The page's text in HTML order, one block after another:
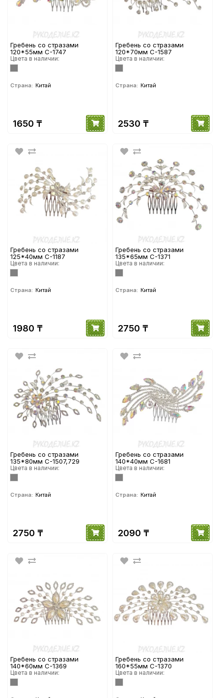
Гребень со стразами
120*55мм С-1747
Цвета в наличии:
Страна: Китай
1650 ₸
Гребень со стразами
120*70мм С-1587
Цвета в наличии:
Страна: Китай
2530 ₸
Гребень со стразами
125*40мм С-1187
Цвета в наличии:
Страна: Китай
1980 ₸
Гребень со стразами
135*65мм С-1371
Цвета в наличии:
Страна: Китай
2750 ₸
Гребень со стразами
135*80мм С-1507,729
Цвета в наличии:
Страна: Китай
2750 ₸
Гребень со стразами
140*40мм С-1681
Цвета в наличии:
Страна: Китай
2090 ₸
Гребень со стразами
140*60мм С-1369
Цвета в наличии:
Гребень со стразами
160*55мм С-1370
Цвета в наличии: